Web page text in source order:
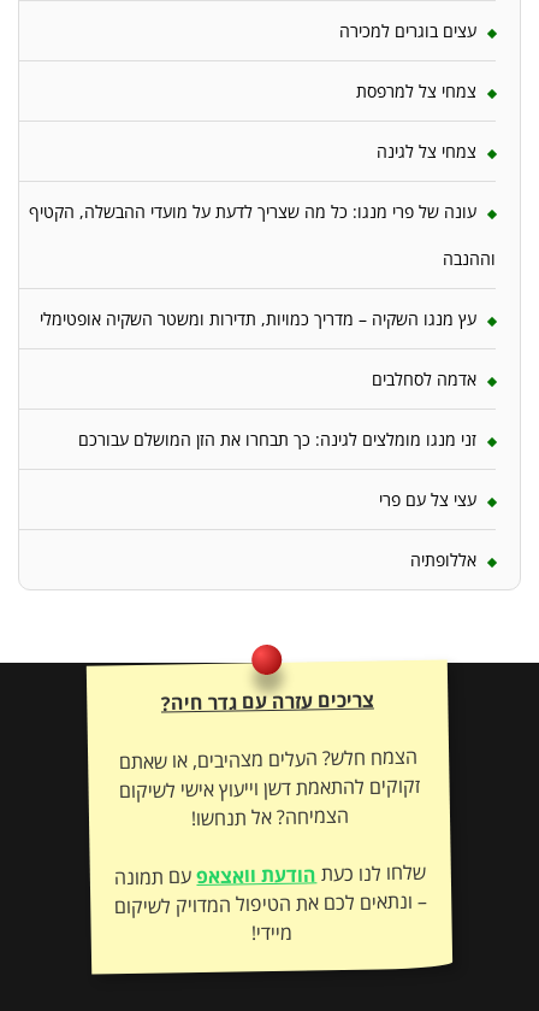
עצים בוגרים למכירה
צמחי צל למרפסת
צמחי צל לגינה
עונה של פרי מנגו: כל מה שצריך לדעת על מועדי ההבשלה, הקטיף
וההנבה
עץ מנגו השקיה – מדריך כמויות, תדירות ומשטר השקיה אופטימלי
אדמה לסחלבים
זני מנגו מומלצים לגינה: כך תבחרו את הזן המושלם עבורכם
עצי צל עם פרי
אללופתיה
צריכים עזרה עם גדר חיה?
הצמח חלש? העלים מצהיבים, או שאתם
זקוקים להתאמת דשן וייעוץ אישי לשיקום
הצמיחה? אל תנחשו!
שלחו לנו כעתהודעת וואצאפעם תמונה
– ונתאים לכם את הטיפול המדויק לשיקום
מיידי!